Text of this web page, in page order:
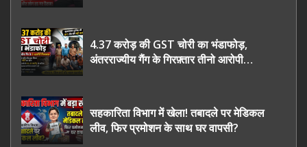
4.37 करोड़ की GST चोरी का भंडाफोड़,
अंतरराज्यीय गैंग के गिरफ़्तार तीनो आरोपी
सहकारिता विभाग में खेला! तबादले पर मेडिकल
लीव, फिर प्रमोशन के साथ घर वापसी?